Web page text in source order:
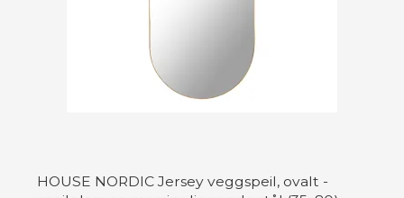
HOUSE NORDIC Jersey veggspeil, ovalt -